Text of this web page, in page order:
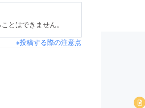
とはできません。
※投稿する際の注意点